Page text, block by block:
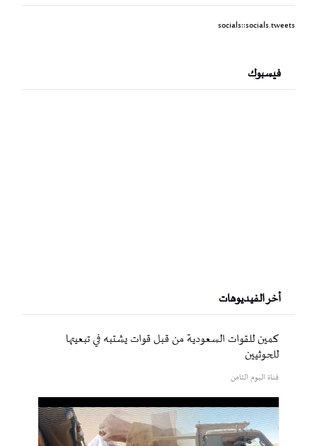
socials::socials.tweets
فيسبوك
أخر الفيديوهات
كمين للقوات السعودية من قبل قوات يشتبه في تبعيتها
للحوثيين
قناة اليوم الثامن